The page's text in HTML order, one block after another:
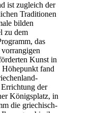
ist zugleich der
Traditionen
bilden
zu dem
das
Kunst in
Höhepunkt fand
der
Königsplatz, in
die griechisch-